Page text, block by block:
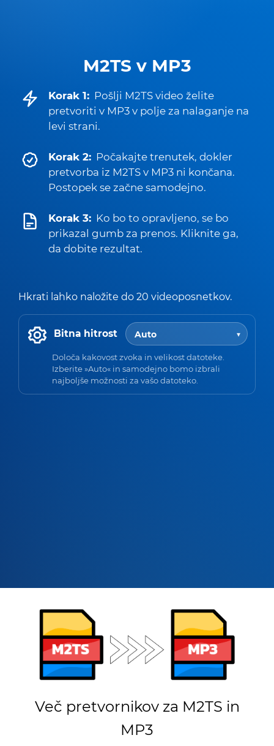
M2TS v MP3
Korak 1: Pošlji M2TS video želite
pretvoriti v MP3 v polje za nalaganje na
levi strani.
Korak 2: Počakajte trenutek, dokler
pretvorba iz M2TS v MP3 ni končana.
Postopek se začne samodejno.
Korak 3: Ko bo to opravljeno, se bo
prikazal gumb za prenos. Kliknite ga,
da dobite rezultat.
Hkrati lahko naložite do 20 videoposnetkov.
Bitna hitrost
Določa kakovost zvoka in velikost datoteke.
Izberite »Auto« in samodejno bomo izbrali
najboljše možnosti za vašo datoteko.
Več pretvornikov za M2TS in
MP3